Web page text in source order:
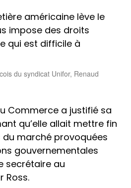
américaine lève le
impose des droits
qui est difficile à
du syndicat Unifor, Renaud
Commerce a justifié sa
qu’elle allait mettre fin
marché provoquées
gouvernementales
secrétaire au
Ross.